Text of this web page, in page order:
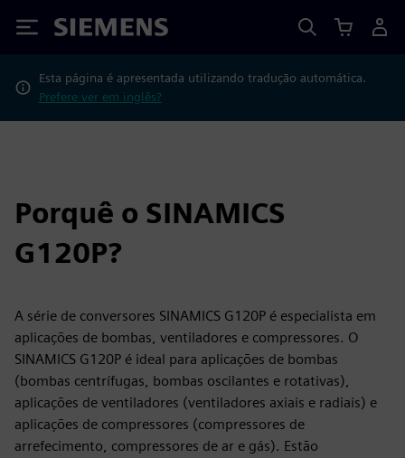
Siemens
Esta página é apresentada utilizando tradução automática.
Prefere ver em inglês?
Porquê o SINAMICS
G120P?
A série de conversores SINAMICS G120P é especialista em
aplicações de bombas, ventiladores e compressores. O
SINAMICS G120P é ideal para aplicações de bombas
(bombas centrífugas, bombas oscilantes e rotativas),
aplicações de ventiladores (ventiladores axiais e radiais) e
aplicações de compressores (compressores de
arrefecimento, compressores de ar e gás). Estão